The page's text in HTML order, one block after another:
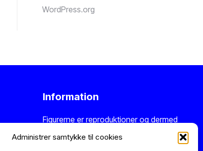
Administrer samtykke til cookies
WordPress.org
Information
Figurerne er reproduktioner og dermed
nye varer. Der er altid 14 dages
returret.